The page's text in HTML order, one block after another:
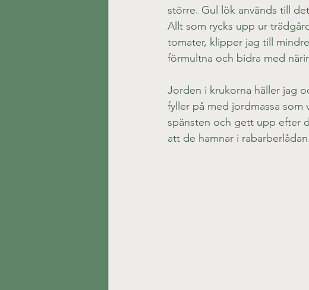
större. Gul lök används till
Allt som rycks upp ur
tomater, klipper jag till
förmultna och bidra med
Jorden i krukorna häller jag
fyller på med jordmassa som
spänsten och gett upp efter
att de hamnar i